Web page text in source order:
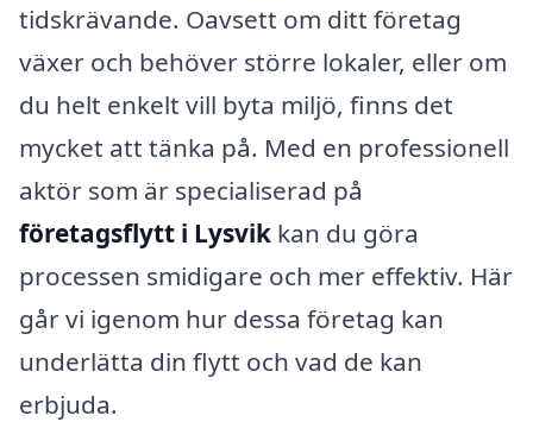
tidskrävande. Oavsett om ditt företag
växer och behöver större lokaler, eller om
du helt enkelt vill byta miljö, finns det
mycket att tänka på. Med en professionell
aktör som är specialiserad på
företagsflytt i Lysvik kan du göra
processen smidigare och mer effektiv. Här
går vi igenom hur dessa företag kan
underlätta din flytt och vad de kan
erbjuda.